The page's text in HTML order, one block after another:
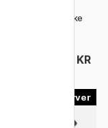
Pen Fudenosuke
31 KR